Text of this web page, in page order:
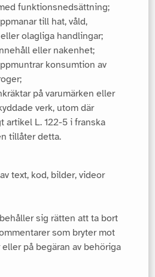
funktionsnedsättning;
till hat, våld,
olagliga handlingar;
eller nakenhet;
konsumtion av
på varumärken eller
verk, utom där
artikel L. 122-5 i franska
tillåter detta.
text, kod, bilder, videor
sig rätten att ta bort
som bryter mot
på begäran av behöriga